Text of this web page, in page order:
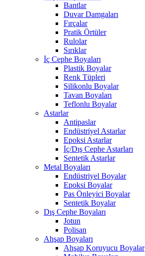
Bantlar
Duvar Damgaları
Fırçalar
Pratik Örtüler
Rulolar
Sırıklar
İç Cephe Boyaları
Plastik Boyalar
Renk Tüpleri
Silikonlu Boyalar
Tavan Boyaları
Teflonlu Boyalar
Astarlar
Antipaslar
Endüstriyel Astarlar
Epoksi Astarlar
İç/Dış Cephe Astarları
Sentetik Astarlar
Metal Boyaları
Endüstriyel Boyalar
Epoksi Boyalar
Pas Önleyici Boyalar
Sentetik Boyalar
Dış Cephe Boyaları
Jotun
Polisan
Ahşap Boyaları
Ahşap Koruyucu Boyalar